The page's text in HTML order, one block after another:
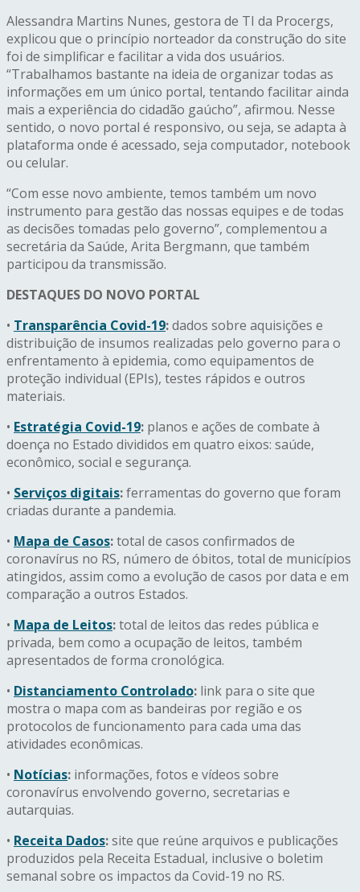
Alessandra Martins Nunes, gestora de TI da Procergs,
explicou que o princípio norteador da construção do site
foi de simplificar e facilitar a vida dos usuários.
“Trabalhamos bastante na ideia de organizar todas as
informações em um único portal, tentando facilitar ainda
mais a experiência do cidadão gaúcho”, afirmou. Nesse
sentido, o novo portal é responsivo, ou seja, se adapta à
plataforma onde é acessado, seja computador, notebook
ou celular.
“Com esse novo ambiente, temos também um novo
instrumento para gestão das nossas equipes e de todas
as decisões tomadas pelo governo”, complementou a
secretária da Saúde, Arita Bergmann, que também
participou da transmissão.
DESTAQUES DO NOVO PORTAL
• Transparência Covid-19:dados sobre aquisições e
distribuição de insumos realizadas pelo governo para o
enfrentamento à epidemia, como equipamentos de
proteção individual (EPIs), testes rápidos e outros
materiais.
• Estratégia Covid-19: planos e ações de combate à
doença no Estado divididos em quatro eixos: saúde,
econômico, social e segurança.
• Serviços digitais:ferramentas do governo que foram
criadas durante a pandemia.
• Mapa de Casos:total de casos confirmados de
coronavírus no RS, número de óbitos, total de municípios
atingidos, assim como a evolução de casos por data e em
comparação a outros Estados.
• Mapa de Leitos:total de leitos das redes pública e
privada, bem como a ocupação de leitos, também
apresentados de forma cronológica.
• Distanciamento Controlado: link para o site que
mostra o mapa com as bandeiras por região e os
protocolos de funcionamento para cada uma das
atividades econômicas.
• Notícias: informações, fotos e vídeos sobre
coronavírus envolvendo governo, secretarias e
autarquias.
• Receita Dados:site que reúne arquivos e publicações
produzidos pela Receita Estadual, inclusive o boletim
semanal sobre os impactos da Covid-19 no RS.